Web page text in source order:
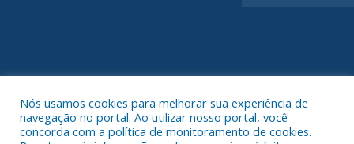
Nós usamos cookies para melhorar sua experiência de
navegação no portal. Ao utilizar nosso portal, você
concorda com a política de monitoramento de cookies.